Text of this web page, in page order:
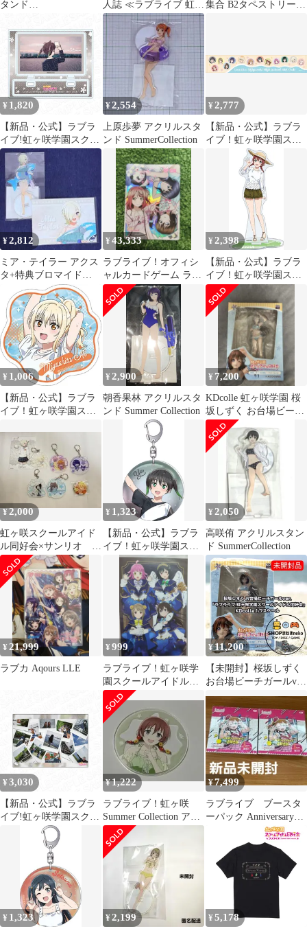
タンド
人誌 ≪ラブライブ 虹ヶ
咲学園スクールアイド
ル同好会≫ ODAIBA
Collective / かずい /
MODEL KZI
集合 B2タペストリー
COLLECTION by
ZOZOTOWN」
¥ 1,820
【新品・公式】ラブラ
イブ!虹ヶ咲学園スクー
ルアイドル同好会 アク
リルスタンド 高咲 侑
SINGING&#44;
DREAMING&#44;
NOW! ver 公式グッズ
colleize コレイズ
¥2,554
上原歩夢 アクリルスタ
ンド SummerCollection
¥ 2,777
【新品・公式】ラブラ
イブ！虹ヶ咲学園スク
ールアイドル同好会 マ
フラータオル 公式グッ
ズ colleize
¥2,812
ミア・テイラー アクス
タ+特典ブロマイド
SummerCollection
¥43,333
ラブライブ！オフィシ
ャルカードゲーム ラブ
カ LLE 虹ヶ咲
¥2,398
【新品・公式】ラブラ
イブ！虹ヶ咲学園スク
ールアイドル同好会 ア
クリルスタンド／エ
マ・ヴェルデ 公式グッ
ズ colleize
¥ 1,006
【新品・公式】ラブラ
イブ！虹ヶ咲学園スク
リアステッカー／宮下
愛 公式グッズ colleize
¥ 2,900
朝香果林 アクリルスタ
ンド Summer Collection
¥ 7,200
KDcolle 虹ヶ咲学園 桜
坂しずく お台場ビーチ
ガールver.
¥2,000
虹ヶ咲スクールアイド
ル同好会×サンリオ コ
ラボグッズ セット
ラブライブ！
¥ 1,323
【新品・公式】ラブラ
イブ！虹ヶ咲学園スク
ールアイドル同好会 オ
ーロラアクリルキーホ
ルダー／高咲 侑 公式グ
ッズ colleize
¥ 2,050
高咲侑 アクリルスタン
ド SummerCollection
¥ 21,999
ラブカ Aqours LLE
¥999
ラブライブ！虹ヶ咲学
園スクールアイドル同
好会 ブロマイド 集合
¥11,200
【未開封】桜坂しずく
お台場ビーチガールver.
「ラブライブ!虹ヶ咲学
園スクールアイドル同
好会」 KDcolle 1/7スケ
ール フィギュア #nn
¥ 3,030
【新品・公式】ラブラ
イブ!虹ヶ咲学園スクー
ルアイドル同好会 ミニ
アクリルアート A
SINGING&#44;
DREAMING&#44;
NOW! ver 公式グッズ
colleize コレイズ
¥1,222
ラブライブ！虹ヶ咲
Summer Collection アク
リルコースター エマ
¥7,499
ラブライブ ブースタ
ーパック Anniversary
2026 BOX2個セット
¥ 1,323 ¥2,199 ¥ 5,178